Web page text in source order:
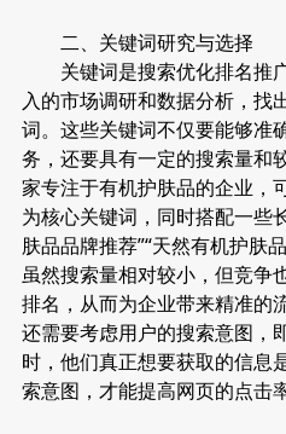
二、关键词研究与选择
关键词是搜索优化排名推
入的市场调研和数据分析，找
词。这些关键词不仅要能够准
务，还要具有一定的搜索量和
家专注于有机护肤品的企业，
为核心关键词，同时搭配一些
肤品品牌推荐”“天然有机护肤
虽然搜索量相对较小，但竞争
排名，从而为企业带来精准的
还需要考虑用户的搜索意图，
时，他们真正想要获取的信息
索意图，才能提高网页的点击